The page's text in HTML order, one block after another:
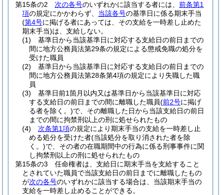
第15条の2
次の各号のいずれかに該当する者には、 前条第1
項の規定にかかわらず、 当該各号の基準日に係る期末手当
(第4号に掲げる者にあっては、その支給を一時差し止めた
期末手当)は、支給しない。
(1)
基準日から当該基準日に対応する支給日の前日までの
間に地方公務員法第29条の規定による懲戒免職の処分を
受けた職員
(2)
基準日から当該基準日に対応する支給日の前日までの
間に地方公務員法第28条第4項の規定により失職した職
員
(3)
基準日前1箇月以内又は基準日から当該基準日に対応
する支給日の前日までの間に離職した職員(前2号に掲げ
る者を除く。)で、その離職した日から当該支給日の前日
までの間に拘禁刑以上の刑に処せられたもの
(4)
次条第1項の規定により期末手当の支給を一時差し止
める処分を受けた者(当該処分を取り消された者を除
く。)で、その者の在職期間中の行為に係る刑事事件に関
し拘禁刑以上の刑に処せられたもの
第15条の3
任命権者は、支給日に期末手当を支給すること
とされていた職員で当該支給日の前日までに離職したもの
が次の各号のいずれかに該当する場合は、当該期末手当の
支給を一時差し止めることができる。